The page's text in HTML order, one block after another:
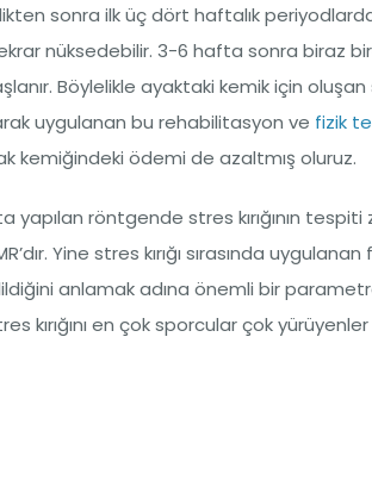
sonra ilk üç dört haftalık
nüksedebilir. 3-6 hafta sonra biraz
Böylelikle ayaktaki kemik için
uygulanan bu rehabilitasyon ve fizik
kemiğindeki ödemi de azaltmış oluruz.
yapılan röntgende stres kırığının tespiti
Yine stres kırığı sırasında
anlamak adına önemli bir
kırığını en çok sporcular çok